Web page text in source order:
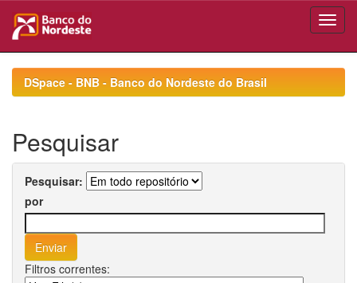
navigationDSpace - BNB - Banco do Nordeste do Brasil
Pesquisar
Pesquisar:
por
Filtros correntes: